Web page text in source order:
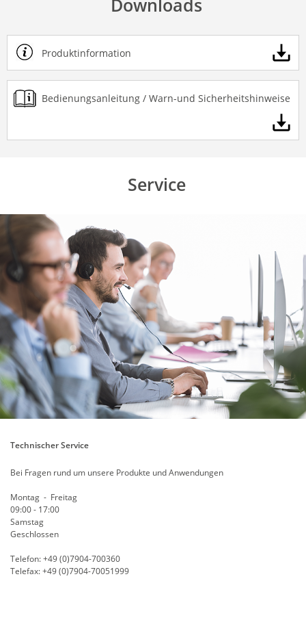
Downloads
Produktinformation
Bedienungsanleitung / Warn-und Sicherheitshinweise
Service
Technischer Service
Bei Fragen rund um unsere Produkte und Anwendungen
Montag - Freitag
09:00 - 17:00
Samstag
Geschlossen
Telefon: +49 (0)7904-700360
Telefax: +49 (0)7904-70051999